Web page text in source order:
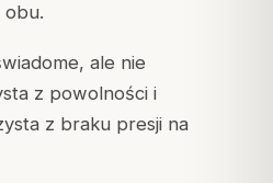
obu.
ale nie
z powolności i
z braku presji na